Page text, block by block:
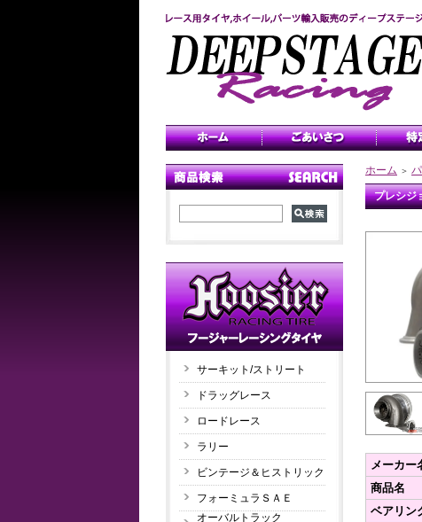
サーキット/ストリート
ドラッグレース
ロードレース
ラリー
ビンテージ＆ヒストリック
フォーミュラＳＡＥ
オーバルトラック
ホーム ＞
プレシ
メーカー
商品名
ベアリン